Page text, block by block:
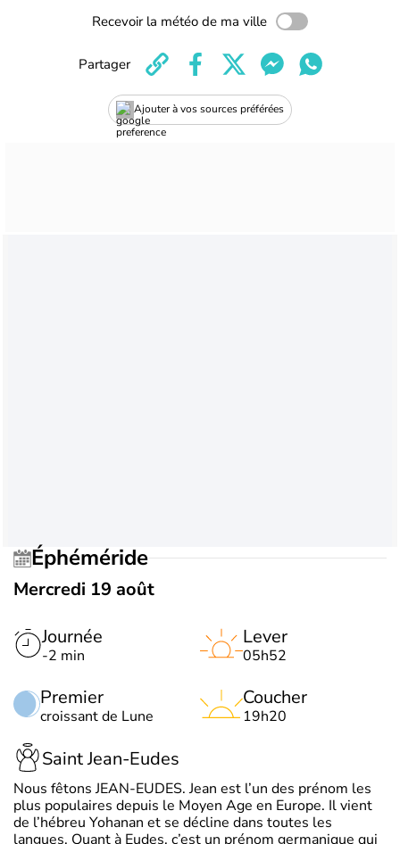
Recevoir la météo de ma ville
Ajouter à vos sources préférées
Partager
Éphéméride
Mercredi 19 août
Journée
-2 min
Premier
croissant de Lune
Lever
05h52
Coucher
19h20
Saint Jean-Eudes
Nous fêtons JEAN-EUDES. Jean est l’un des prénom les
plus populaires depuis le Moyen Age en Europe. Il vient
de l’hébreu Yohanan et se décline dans toutes les
langues. Quant à Eudes, c’est un prénom germanique qui